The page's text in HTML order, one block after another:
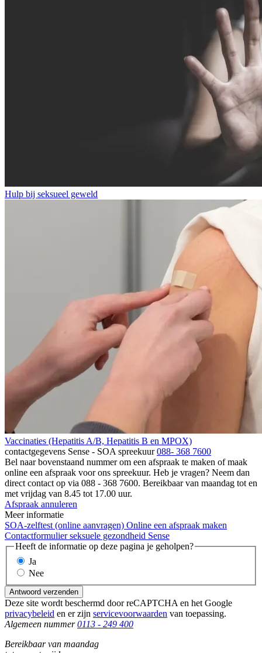
Hulp bij seksueel geweld
Vaccinaties (Hepatitis A/B, Hepatitis B en MPOX)
contactgegevens Sense - SOA spreekuur 088- 368 7600
Bel naar bovenstaand nummer om een afspraak te maken of maak
online een afspraak voor ons spreekuur. Heb je vragen? Neem dan
direct contact op via 088 - 368 7600. Bereikbaar van maandag tot en
met vrijdag van 8.45 tot 17.00 uur.
Afspraak annuleren
Meer informatie
SOA-zelftest (online aanvragen) Online een afspraak maken
Contactformulier seksuele gezondheid Sense
Heeft de informatie op deze pagina je geholpen?
Ja
Nee
Antwoord verzenden
Deze site wordt beschermd door reCAPTCHA en het Google
privacybeleid en er zijn servicevoorwaarden van toepassing.
Algemeen nummer 0113 - 249 400
Bereikbaar van maandag